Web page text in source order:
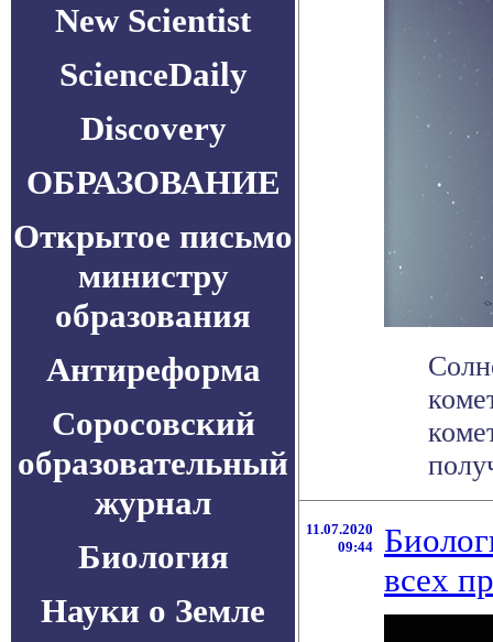
New Scientist
ScienceDaily
Discovery
ОБРАЗОВАНИЕ
Открытое письмо
министру
образования
Антиреформа
Соросовский
образовательный
журнал
Биология
Науки о Земле
11.07.2020
09:44
всех